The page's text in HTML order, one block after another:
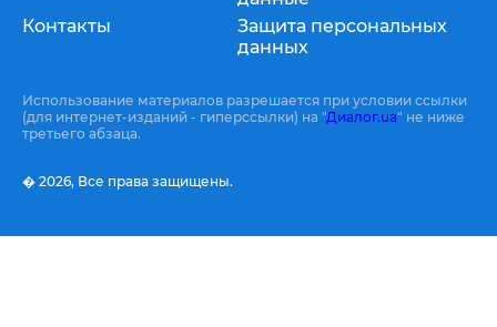
Контакты
Защита персональных
данных
Использование материалов разрешается при условии ссылки
(для интернет-изданий - гиперссылки) на "Диалог.ua" не ниже
третьего абзаца.
� 2026, Все права защищены.